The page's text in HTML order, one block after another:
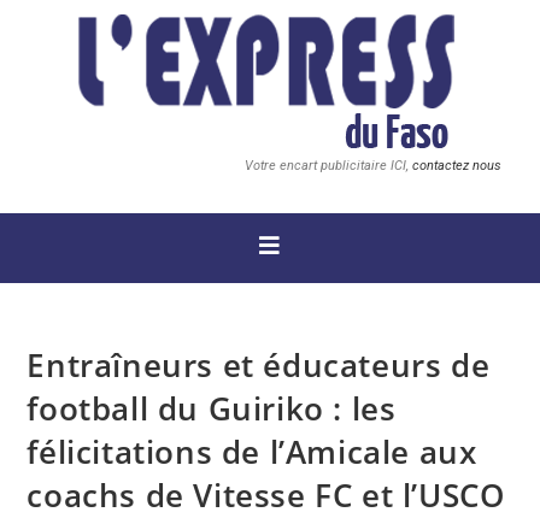
Votre encart publicitaire ICI, contactez nous
Entraîneurs et éducateurs de
football du Guiriko : les
félicitations de l’Amicale aux
coachs de Vitesse FC et l’USCO